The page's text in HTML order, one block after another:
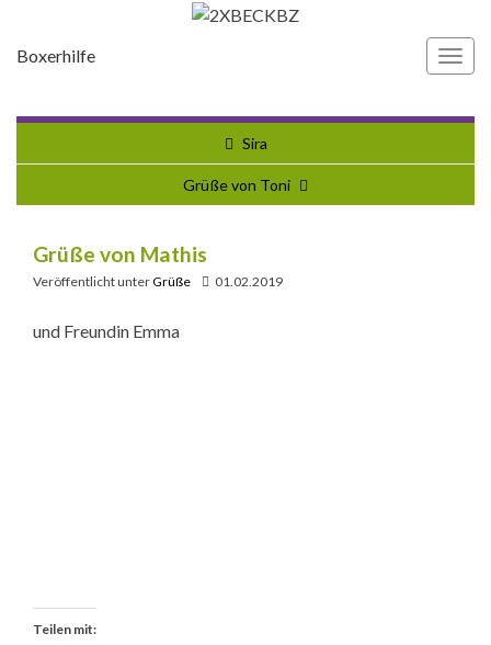
Boxerhilfe
Sira
Grüße von Toni
Grüße von Mathis
Veröffentlicht unterGrüße 01.02.2019
und Freundin Emma
Teilen mit: